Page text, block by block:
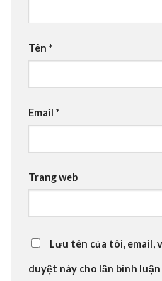
Tên *
Email *
Trang web
Lưu tên của tôi, email,
duyệt này cho lần bình